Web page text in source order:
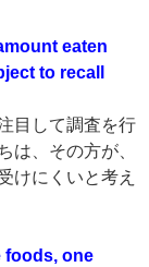
eaten
to recall
目して調査を行
は、その方が、
けにくいと考え
foods, one